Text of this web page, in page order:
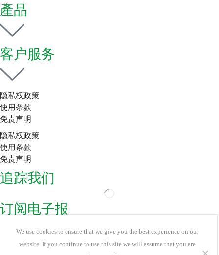
產品
客户服务
隐私权政策
使用条款
免责声明
隐私权政策
使用条款
免责声明
追踪我们
订阅电子报
We use cookies to ensure that we give you the best experience on our
website. If you continue to use this site we will assume that you are